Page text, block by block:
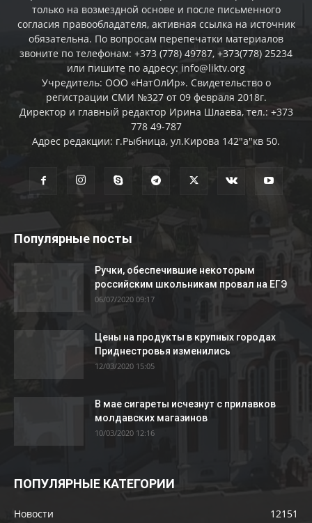
только на возмездной основе и после письменного
согласия правообладателя, активная ссылка на источник
обязательна. По вопросам перепечатки материалов
звоните по телефонам: +373 (778) 49787, +373(778) 25234
или пишите по адресу: info@liktv.org
Учредитель: ООО «НатОлИр». Свидетельство о
регистрации СМИ №327 от 09 февраля 2018г.
Директор и главный редактор Ирина Шлаева, тел.: +373
778 49-787
Адрес редакции: г.Рыбница, ул.Кирова 142"а"кв 50.
Популярные посты
Ручки, обеспечившие некоторым
российским школьникам провал на ЕГЭ
06/07/2020 09:17
Цены на продукты в крупных городах
Приднестровья изменились
12/03/2020 15:05
В мае сигареты исчезнут с прилавков
молдавских магазинов
10/03/2020 12:16
ПОПУЛЯРНЫЕ КАТЕГОРИИ
Новости 12151